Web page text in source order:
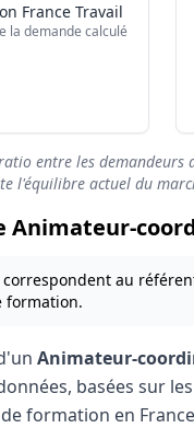
France Travail
la demande calculé
entre les demandeurs
l'équilibre actuel du
Animateur-
correspondent au
formation.
Animateur-
basées sur
formation en